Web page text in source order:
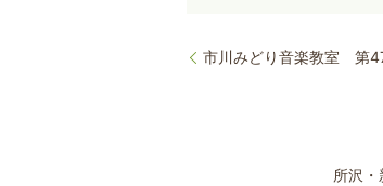
市川みどり音楽教室 第
所沢・